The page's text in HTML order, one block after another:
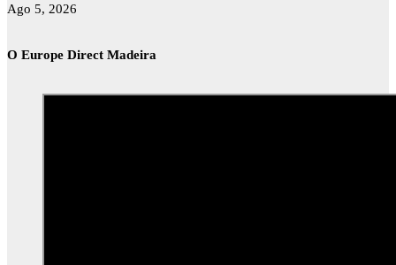
Ago 5, 2026
O Europe Direct Madeira